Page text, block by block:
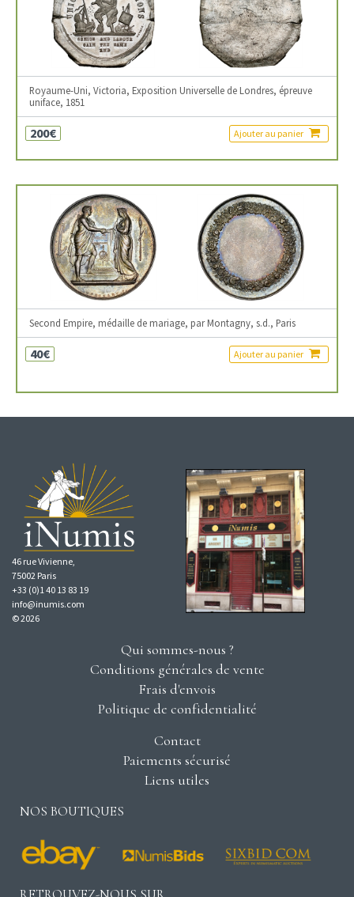
Royaume-Uni, Victoria, Exposition Universelle de Londres, épreuve
uniface, 1851
200€ Ajouter au panier
Second Empire, médaille de mariage, par Montagny, s.d., Paris
40€ Ajouter au panier
46 rue Vivienne,
75002 Paris
+33 (0)1 40 13 83 19
info@inumis.com
© 2026
Qui sommes-nous ?
Conditions générales de vente
Frais d'envois
Politique de confidentialité
Contact
Paiements sécurisé
Liens utiles
NOS BOUTIQUES